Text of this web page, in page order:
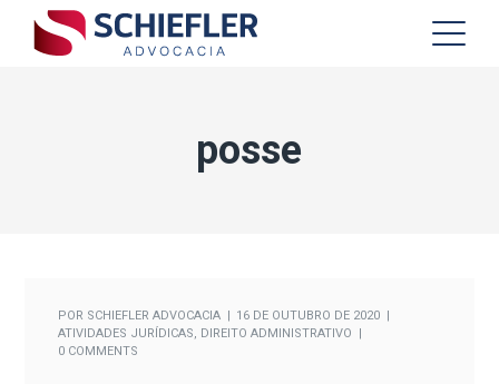
posse
POR SCHIEFLER ADVOCACIA
16 DE OUTUBRO DE 2020
ATIVIDADES JURÍDICAS, DIREITO ADMINISTRATIVO
0 COMMENTS